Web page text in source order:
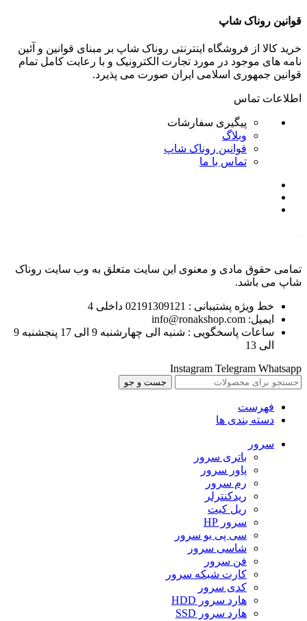
قوانین روناک شاپ
خرید کالا از فروشگاه اینترنتی روناک شاپ بر مبنای قوانین و آئین
نامه های موجود در مورد تجارت الکترونیک و با رعایت کامل تمام
قوانین جمهوری اسلامی ایران صورت می پذیرد.
اطلاعات تماس
پیگیری سفارشات
وبلاگ
قوانین روناک شاپ
تماس با ما
تمامی حقوق مادی و معنوی این سایت متعلق به وب سایت روناک
شاپ می باشد.
خط ویژه پشتیبانی : 02191309121 داخلی 4
ایمیل: info@ronakshop.com
ساعات پاسخگویی : شنبه الی چهارشنبه 9 الی 17 پنجشنبه 9
الی 13
Instagram Telegram Whatsapp
جست و جو
فهرست
دسته بندی ها
سرور
باتری سرور
پاور سرور
رم سرور
ریدکنترلر
ریل کیت
سرور HP
سی پی یو سرور
شاسی سرور
فن سرور
کارت شبکه سرور
کدی سرور
هارد سرور HDD
هارد سرور SSD